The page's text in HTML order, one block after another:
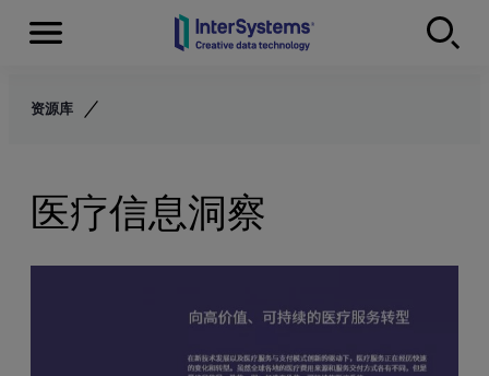
Skip to content
Menu
资源库
医疗信息洞察